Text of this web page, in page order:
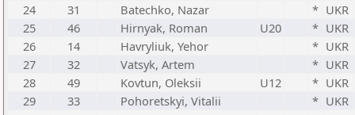
24
31 Batechko, Nazar * UKR
25
46 Hirnyak, Roman U20 * UKR
26
14 Havryliuk, Yehor * UKR
27
32 Vatsyk, Artem * UKR
28
49 Kovtun, Oleksii U12 * UKR
29
33 Pohoretskyi, Vitalii * UKR